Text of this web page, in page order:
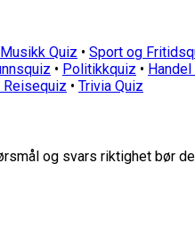
Musikk Quiz • Sport og
• Politikkquiz •
Reisequiz • Trivia Quiz
og svars riktighet bør